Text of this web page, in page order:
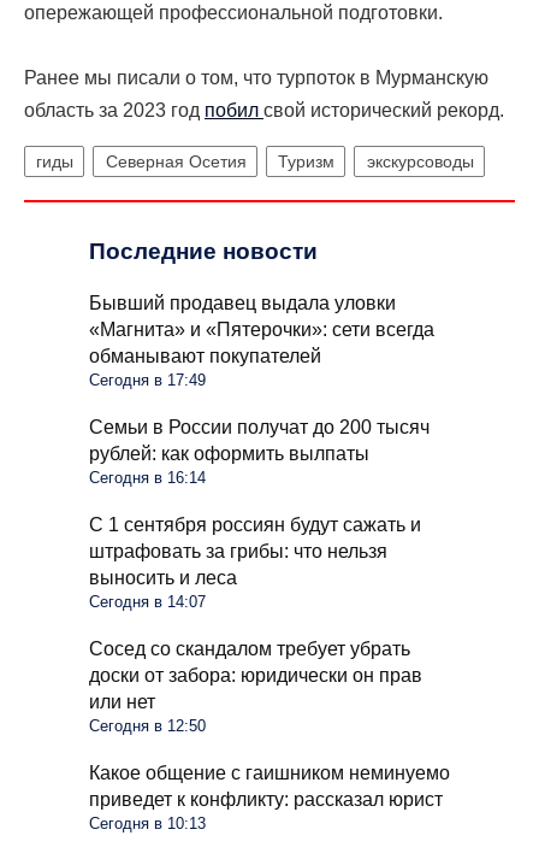
опережающей профессиональной подготовки.
Ранее мы писали о том, что турпоток в Мурманскую
область за 2023 год побил свой исторический рекорд.
гиды Северная Осетия Туризм экскурсоводы
Последние новости
Бывший продавец выдала уловки
«Магнита» и «Пятерочки»: сети всегда
обманывают покупателей
Сегодня в 17:49
Семьи в России получат до 200 тысяч
рублей: как оформить вылпаты
Сегодня в 16:14
С 1 сентября россиян будут сажать и
штрафовать за грибы: что нельзя
выносить и леса
Сегодня в 14:07
Сосед со скандалом требует убрать
доски от забора: юридически он прав
или нет
Сегодня в 12:50
Какое общение с гаишником неминуемо
приведет к конфликту: рассказал юрист
Сегодня в 10:13